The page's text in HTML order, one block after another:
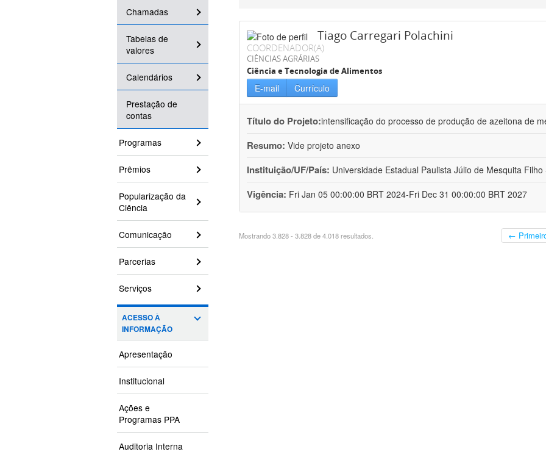
Chamadas
Tabelas de
valores
Calendários
Prestação de
contas
Programas
Prêmios
Popularização da
Ciência
Comunicação
Parcerias
Serviços
ACESSO À
INFORMAÇÃO
Apresentação
Institucional
Ações e
Programas PPA
Auditoria Interna
Tiago Carregari Polachini
COORDENADOR(A)
CIÊNCIAS AGRÁRIAS
Ciência e Tecnologia de Alimentos
E-mail Currículo
Título do Projeto:intensificação do processo de produção de azeitona de
Resumo: Vide projeto anexo
Instituição/UF/País: Universidade Estadual Paulista Júlio de Mesquita Filho
Vigência: Fri Jan 05 00:00:00 BRT 2024-Fri Dec 31 00:00:00 BRT 2027
Mostrando 3.828 - 3.828 de 4.018 resultados. ←